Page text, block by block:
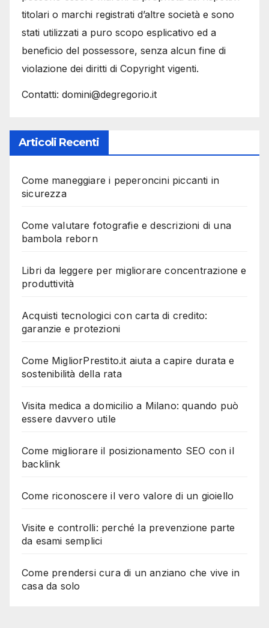
titolari o marchi registrati d’altre società e sono
stati utilizzati a puro scopo esplicativo ed a
beneficio del possessore, senza alcun fine di
violazione dei diritti di Copyright vigenti.
Contatti: domini@degregorio.it
Articoli Recenti
Come maneggiare i peperoncini piccanti in
sicurezza
Come valutare fotografie e descrizioni di una
bambola reborn
Libri da leggere per migliorare concentrazione e
produttività
Acquisti tecnologici con carta di credito:
garanzie e protezioni
Come MigliorPrestito.it aiuta a capire durata e
sostenibilità della rata
Visita medica a domicilio a Milano: quando può
essere davvero utile
Come migliorare il posizionamento SEO con il
backlink
Come riconoscere il vero valore di un gioiello
Visite e controlli: perché la prevenzione parte
da esami semplici
Come prendersi cura di un anziano che vive in
casa da solo